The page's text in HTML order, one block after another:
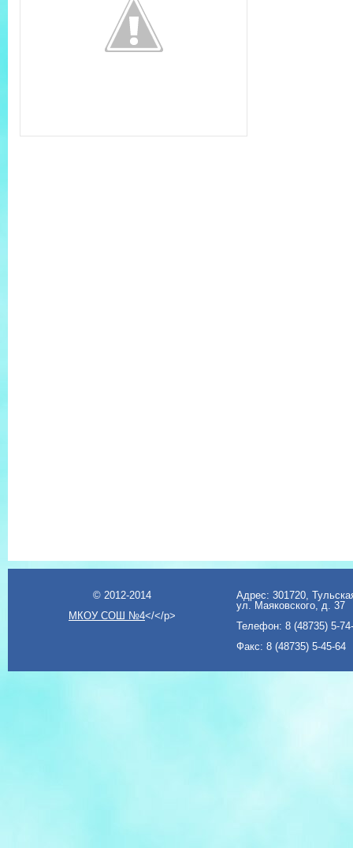
© 2012-2014
МКОУ СОШ №4</</p>
Адрес: 301720,
ул. Маяковского, д. 37
Телефон: 8 (48735) 5-
Факс: 8 (48735) 5-45-64